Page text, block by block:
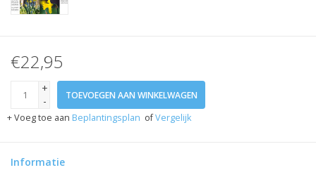
€22,95
+
-
TOEVOEGEN AAN WINKELWAGEN
+ Voeg toe aan Beplantingsplan ofVergelijk
Informatie